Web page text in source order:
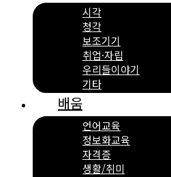
시각
청각
보조기기
취업·자립
우리들이야기
기타
배움
언어교육
정보화교육
자격증
생활/취미